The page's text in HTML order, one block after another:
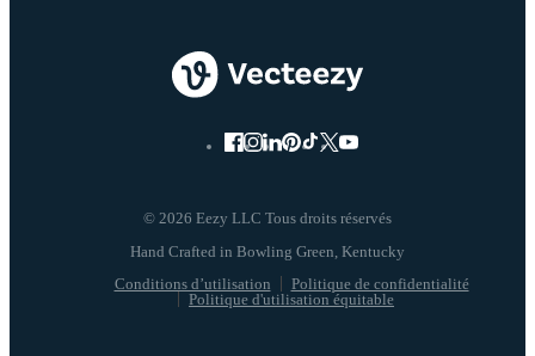
© 2026 Eezy LLC Tous droits réservés
Conditions d’utilisation
Politique de confidentialité
Politique d'utilisation équitable